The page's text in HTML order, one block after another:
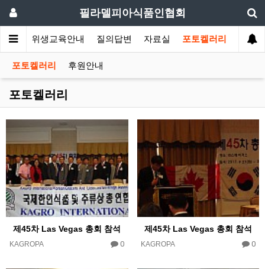
필라델피아식품인협회
식 위생교육안내 질의답변 자료실 포토켈러리
포토켈러리 후원안내
포토켈러리
제45차 Las Vegas 총회 참석
KAGROPA 0
제45차 Las Vegas 총회 참석
KAGROPA 0